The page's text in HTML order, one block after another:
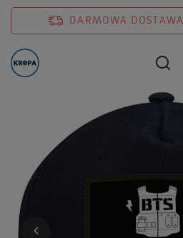
DARMOWA DOSTAWA